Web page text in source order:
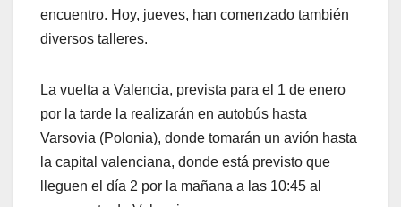
encuentro. Hoy, jueves, han comenzado también
diversos talleres.
La vuelta a Valencia, prevista para el 1 de enero
por la tarde la realizarán en autobús hasta
Varsovia (Polonia), donde tomarán un avión hasta
la capital valenciana, donde está previsto que
lleguen el día 2 por la mañana a las 10:45 al